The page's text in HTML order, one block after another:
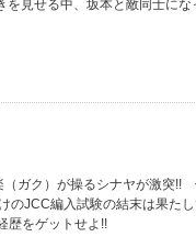
を見せる中、坂本と敵同士に
（ガク）が操るシナヤが激突!!
のJCC編入試験の結末は果た
歴をゲットせよ!!